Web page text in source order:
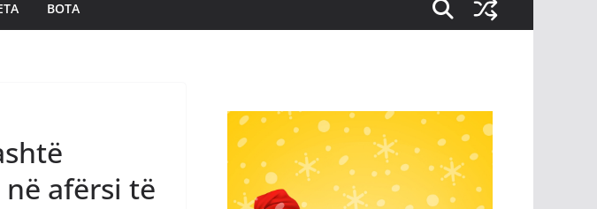
BOTA
afërsi të